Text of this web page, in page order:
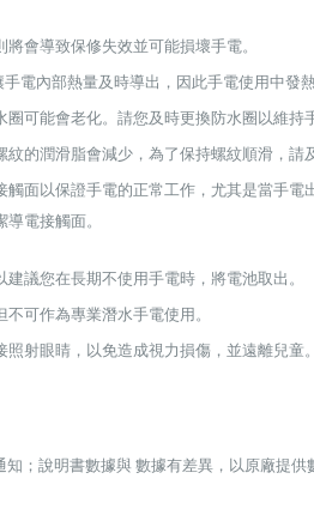
【翔準AOG】新品免運Umarex/
GBB 增強後作力HK53
NT$14800元 NT$ 元
會導致保修失效並可能損壞手電。
電內部熱量及時導出，因此手電使用中發熱
可能會老化。 請您及時更換防水圈以維持
的潤滑脂會減少，為了保持螺紋順滑，請
觸面以保證手電的正常工作，尤其是當手
電接觸面。
議您在長期不使用手電時，將電池取出。
可作為專業潛水手電使用。
射眼睛，以免造成視力損傷，並遠離兒童。
知；說明書數據與數據有差異，以原廠提供